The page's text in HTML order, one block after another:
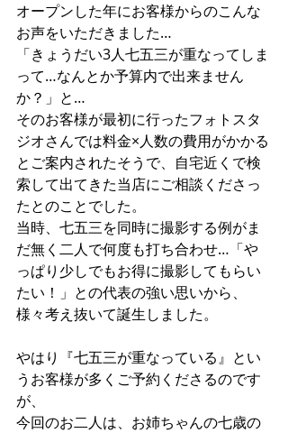
オープンした年にお客様からのこんな
お声をいただきました…
「きょうだい3人七五三が重なってしま
って…なんとか予算内で出来ません
か？」と…
そのお客様が最初に行ったフォトスタ
ジオさんでは料金×人数の費用がかかる
とご案内されたそうで、自宅近くで検
索して出てきた当店にご相談くださっ
たとのことでした。
当時、七五三を同時に撮影する例がま
だ無く二人で何度も打ち合わせ…「や
っぱり少しでもお得に撮影してもらい
たい！」との代表の強い思いから、
様々考え抜いて誕生しました。
やはり『七五三が重なっている』とい
うお客様が多くご予約くださるのです
が、
今回のお二人は、お姉ちゃんの七歳の